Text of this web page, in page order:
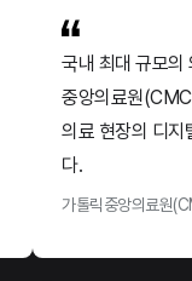
국내 최대 규모의
중앙의료원
의료 현장의 디
다.
가톨릭중앙의료원
5